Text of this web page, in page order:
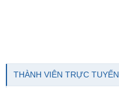
THÀNH VIÊN TRỰC TUYẾN